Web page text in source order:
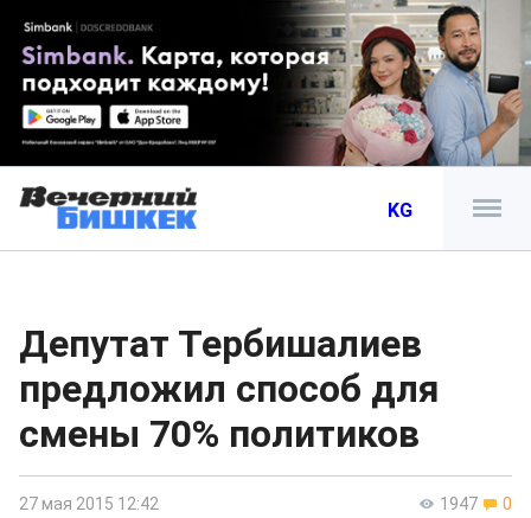
KG
Депутат Тербишалиев
предложил способ для
смены 70% политиков
1947 0
27 мая 2015 12:42